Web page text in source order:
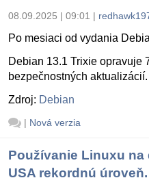
08.09.2025 | 09:01 |
Po mesiaci od vydania
Debian 13.1 Trixie opravuje
bezpečnostných aktualizácií.
Zdroj: Debian
| Nová verzia
Používanie Linuxu
USA rekordnú úroveň.